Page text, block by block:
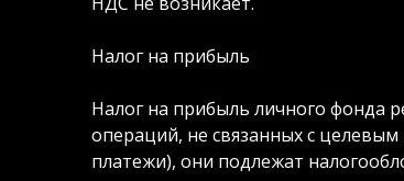
Налог на прибыль
Налог на прибыль личного фонда
операций, не связанных с
платежи), они подлежат